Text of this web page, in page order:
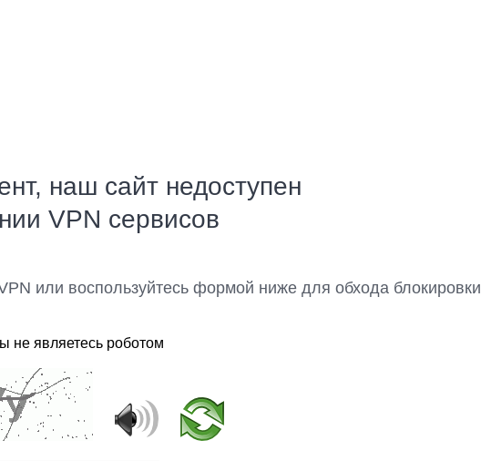
наш сайт недоступен
VPN сервисов
или воспользуйтесь формой ниже для обхода блокировки
не являетесь роботом